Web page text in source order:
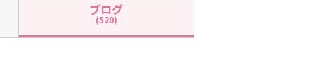
ブログ
(520)